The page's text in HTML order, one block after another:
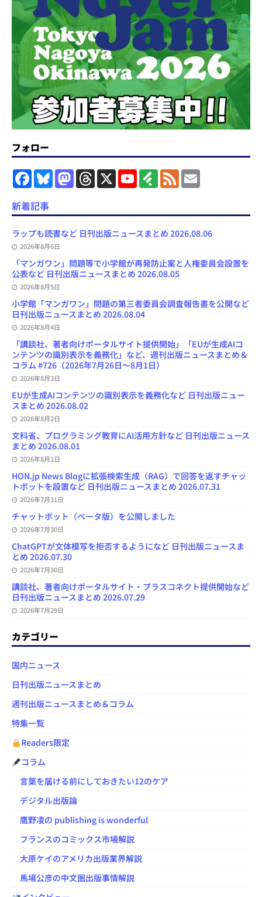
フォロー
F
a
e
b
o
k
B
s
y
M
a
o
o
n
T
h
a
s
X
Y
o
u
e
C
a
n
n
F
e
l
F
e
l
新着記事
ラップも読書など 日刊出版ニュースまとめ 2026.08.06
2026年8月6日
「マンガワン」問題等で小学館が再発防止案と人権委員会設置を
公表など 日刊出版ニュースまとめ 2026.08.05
2026年8月5日
小学館「マンガワン」問題の第三者委員会調査報告書を公開など
日刊出版ニュースまとめ 2026.08.04
2026年8月4日
「講談社、著者向けポータルサイト提供開始」「EUが生成AIコ
ンテンツの識別表示を義務化」など、週刊出版ニュースまとめ＆
コラム #726（2026年7月26日～8月1日）
2026年8月3日
EUが生成AIコンテンツの識別表示を義務化など 日刊出版ニュー
スまとめ 2026.08.02
2026年8月2日
文科省、プログラミング教育にAI活用方針など 日刊出版ニュース
まとめ 2026.08.01
2026年8月1日
HON.jp News Blogに拡張検索生成（RAG）で回答を返すチャッ
トボットを設置など 日刊出版ニュースまとめ 2026.07.31
2026年7月31日
チャットボット（ベータ版）を公開しました
2026年7月30日
ChatGPTが文体模写を拒否するようになど 日刊出版ニュースま
とめ 2026.07.30
2026年7月30日
講談社、著者向けポータルサイト・プラスコネクト提供開始など
日刊出版ニュースまとめ 2026.07.29
2026年7月29日
カテゴリー
国内ニュース
日刊出版ニュースまとめ
週刊出版ニュースまとめ＆コラム
特集一覧
Readers限定
コラム
言葉を届ける前にしておきたい12のケア
デジタル出版論
鷹野凌の publishing is wonderful
フランスのコミックス市場解説
大原ケイのアメリカ出版業界解説
馬場公彦の中文圏出版事情解説